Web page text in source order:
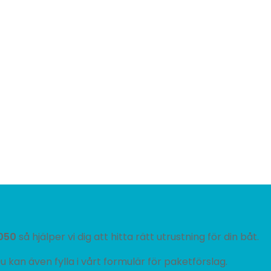
så hjälper vi dig att hitta rätt utrustning för din båt.
kan även fylla i vårt formulär för paketförslag.